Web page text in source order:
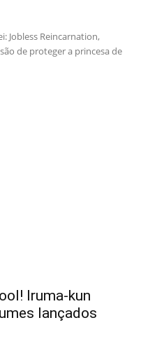
Jobless Reincarnation,
de proteger a princesa de
Iruma-kun
lançados